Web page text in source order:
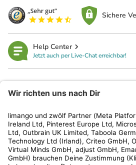
Sichere
Help Center
Jetzt auch per Live-Chat erreichbar!
Kundenservice
Shop